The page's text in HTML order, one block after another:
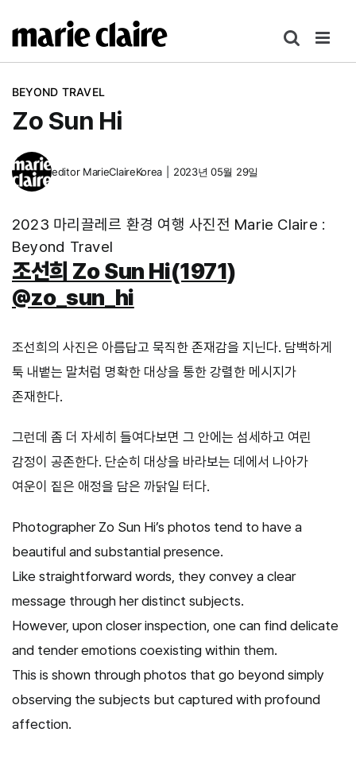
텐
BEYOND TRAVEL
Zo Sun Hi
editor MarieClaireKorea 2023년 05월 29일
2023 마리끌레르 환경 여행 사진전 Marie Claire :
Beyond Travel
조선희 Zo Sun Hi(1971)
@zo_sun_hi
조선희의 사진은 아름답고 묵직한 존재감을 지닌다. 담백하게
툭 내뱉는 말처럼 명확한 대상을 통한 강렬한 메시지가
존재한다.
그런데 좀 더 자세히 들여다보면 그 안에는 섬세하고 여린
감정이 공존한다. 단순히 대상을 바라보는 데에서 나아가
여운이 짙은 애정을 담은 까닭일 터다.
Photographer Zo Sun Hi’s photos tend to have a
beautiful and substantial presence.
Like straightforward words, they convey a clear
message through her distinct subjects.
However, upon closer inspection, one can find delicate
and tender emotions coexisting within them.
This is shown through photos that go beyond simply
observing the subjects but captured with profound
affection.